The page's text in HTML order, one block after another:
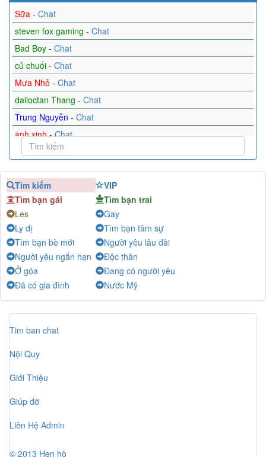
Sữa - Chat
steven fox gaming - Chat
Bad Boy - Chat
củ chuối - Chat
Mưa Nhỏ - Chat
dailoctan Thang - Chat
Trung Nguyễn - Chat
anh xinh-Chat
Minh-Chat
Hoàng-Chat
Hoa Dại -Chat
Hạ-
Lss -
Chat
ITMonster -Chat
Hai nguyen
Đẹp Lão-Chat
NCHa
Thiên Ân
Tìm kiếm
VIP
Tìm bạn gái
Tìm bạn trai
Les
Gay
Ly dị
Tìm bạn tâm sự
Tìm bạn bè mới
Người yêu lâu dài
Người yêu ngắn hạn
Độc thân
Ở góa
Đang có người yêu
Đã có gia đình
Nước Mỹ
Tim ban chat
Nội Quy
Giới Thiệu
Giúp đỡ
Liên Hệ Admin
© 2013 Hẹn hò